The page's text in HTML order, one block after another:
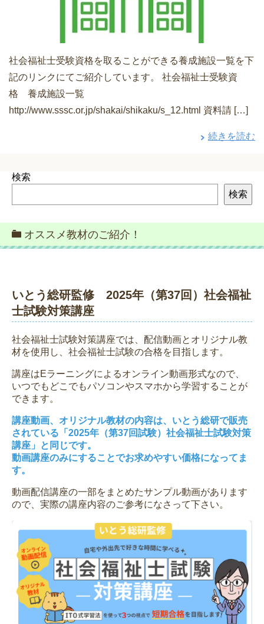
社会福祉士受験資格を取ることができる養成施設一覧を下
記のリンクにてご紹介しています。 社会福祉士受験資
格 養成施設一覧
http://www.sssc.or.jp/shakai/shikaku/s_12.html 資料請 […]
続きを読む
検索
検索
オススメ教材のご紹介！
いとう総研監修 2025年（第37回）社会福祉
士試験対策講座
社会福祉士試験対策講座では、配信動画とオリジナル教
材を使用し、社会福祉士試験の合格を目指します。
講座はEラーニングによるオンライン動画形式なので、
いつでもどこでもパソコンやスマホから学習することが
できます。
講座動画、オリジナル教材の内容は、いとう総研で販売
されている「2025年（第37回試験）社会福祉士試験対策
講座」と同じです。
動画講座のみにすることでお求めやすい価格になってま
す。
動画配信講座の一部をまとめたサンプル動画があります
ので、実際の講座内容のご参考になさって下さい。